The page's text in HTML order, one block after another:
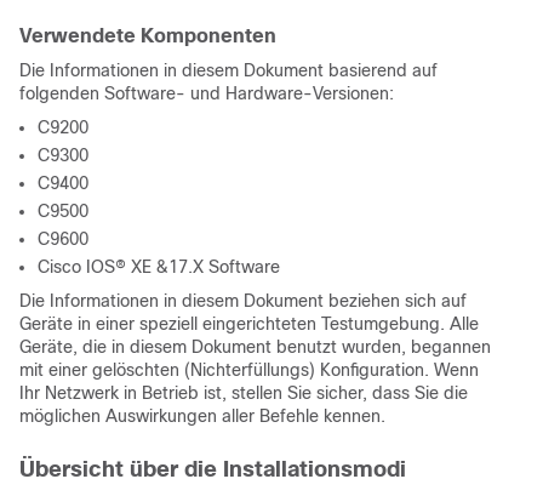
Verwendete Komponenten
Die Informationen in diesem Dokument basierend auf
folgenden Software- und Hardware-Versionen:
C9200
C9300
C9400
C9500
C9600
Cisco IOS® XE &17.X Software
Die Informationen in diesem Dokument beziehen sich auf
Geräte in einer speziell eingerichteten Testumgebung. Alle
Geräte, die in diesem Dokument benutzt wurden, begannen
mit einer gelöschten (Nichterfüllungs) Konfiguration. Wenn
Ihr Netzwerk in Betrieb ist, stellen Sie sicher, dass Sie die
möglichen Auswirkungen aller Befehle kennen.
Übersicht über die Installationsmodi